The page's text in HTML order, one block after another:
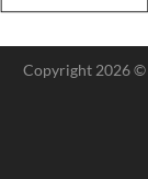
Copyright 2026 ©